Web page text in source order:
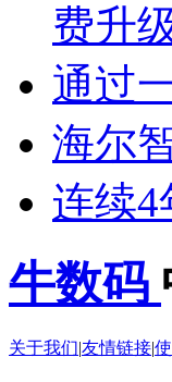
费升
通过
海尔
连续
牛数码
关于我们|友情链接|